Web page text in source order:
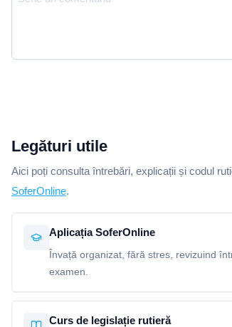
Legături utile
Aici poți consulta întrebări, explicații și codul
SoferOnline.
Aplicația SoferOnline
Învață organizat, fără stres, revizuind
examen.
Curs de legislație rutieră